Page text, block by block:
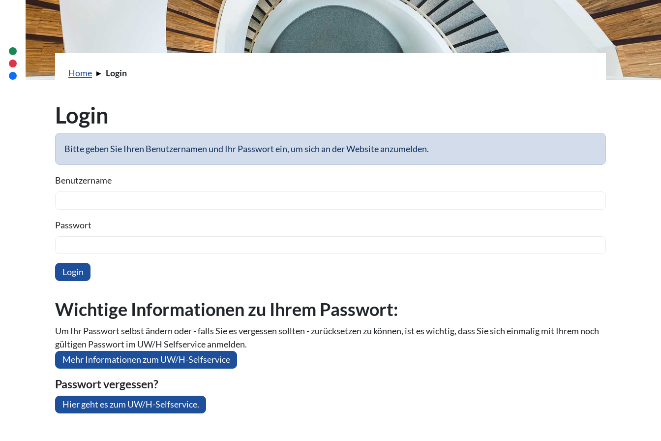
Sie sind hier:
Home Login
Login
Bitte geben Sie Ihren Benutzernamen und Ihr Passwort ein, um sich an der Website anzumelden.
Benutzername
Passwort
Wichtige In­for­ma­tio­nen zu Ihrem Passwort:
Um Ihr Passwort selbst ändern oder - falls Sie es vergessen sollten - zurücksetzen zu können, ist es wichtig, dass Sie sich einmalig mit Ihrem noch
gültigen Passwort im UW/H Selfservice anmelden.
Mehr Informationen zum UW/H-Selfservice
Passwort vergessen?
Hier geht es zum UW/H-Selfservice.